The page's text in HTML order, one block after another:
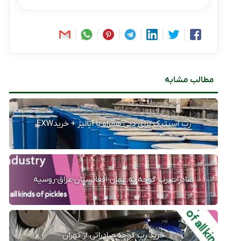
مطالب مشابه
رب اسپتیک برای دبی همراه با آنالیز + خریدEXW
صادرات رب گوجه به عمان-افغانستان-عراق-روسیه
خرید رب گوجه صادراتی از تهران